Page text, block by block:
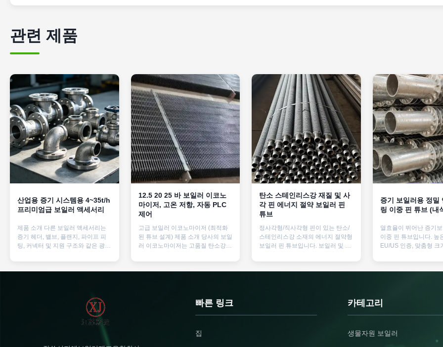
관련 제품
산업용 증기 시스템용 4~35t/h
프리미엄급 보일러 액세서리
제품 소개 다른 보일러 액세서리는
증기 헤더, 밸브, 플랜지, 파이프 피
팅, 커넥터 및 지원 구조와 같은 광범
질 탄소강으로 제조된, 합금강, 또는
스테인리스 스틸, 이 다른 보일러 액
제조 과정 과 엄격 한 품질 관리 는
정확 한 크기 를 보장 한다이 다른 보
일러 액세서리는 현대 산업 요구 사
항을 충족하도록 설계되었으며 특정
12.5 20 25 바 보일러 이코노
마이저, 고온 저항, 자동 PLC
제어
고급 보일러 이코노마이저 (최적화
된 튜브 설계) 제품 소개 당사의 보일
러 이코노마이저는 고품질 탄소강,
제작되어 고온, 고압 및 부식에 대한
탁월한 저항성을 보장합니다. 최적
우수한 열 교환 효율을 가능하게 합
니다. 이 고급 구조는 에너지 활용도
를 높이고 연속 작동 중 안정적인 성
은 강력한 튜브 연결과 장기적인 신
탄소 스테인리스강 재질 및 사
각 핀 에너지 절약 보일러 핀
튜브
정사각형/직사각형 핀이 있는 탄소/
스테인리스강 소재의 에너지 절약형
보일러 핀 튜브입니다. 보일러 및 열
구성을 제공합니다. 맞춤형 옵션이
제공되는 API, ASTM, DIN 표준 인증
증기 보일러용 정밀
링 이중 핀 튜브 (내
열효율이 뛰어난 증기
이중 핀 튜브입니다. 높
EU/US 인증, 맞춤형 크
및 유지 관리 비용이 절
빠른 링크
집
카테고리
생물자원 보일러